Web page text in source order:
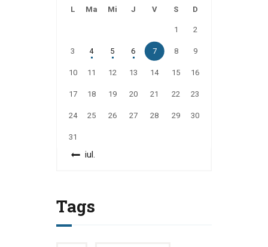
L Ma Mi J V S D
1 2
3 4 5 6 7 8 9
10 11 12 13 14 15 16
17 18 19 20 21 22 23
24 25 26 27 28 29 30
31
« iul.
Tags